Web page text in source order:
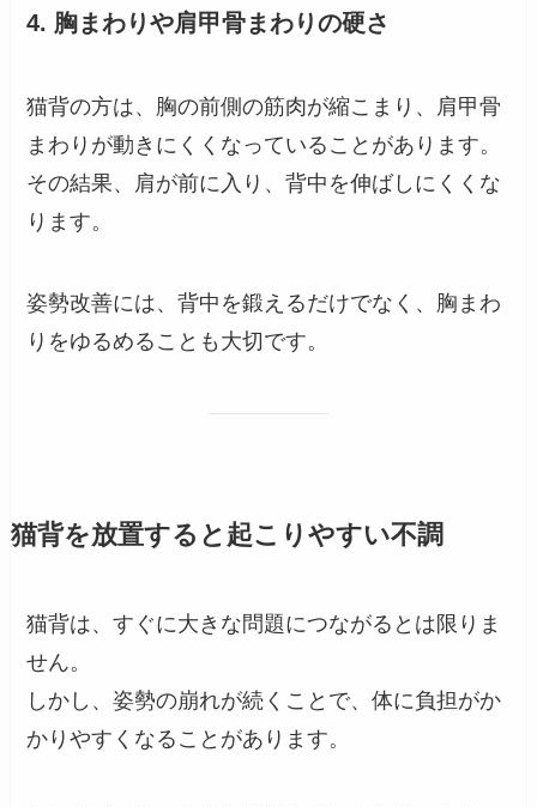
4. 胸まわりや肩甲骨まわりの硬さ
猫背の方は、胸の前側の筋肉が縮こまり、肩甲骨
まわりが動きにくくなっていることがあります。
その結果、肩が前に入り、背中を伸ばしにくくな
ります。
姿勢改善には、背中を鍛えるだけでなく、胸まわ
りをゆるめることも大切です。
猫背を放置すると起こりやすい不調
猫背は、すぐに大きな問題につながるとは限りま
せん。
しかし、姿勢の崩れが続くことで、体に負担がか
かりやすくなることがあります。